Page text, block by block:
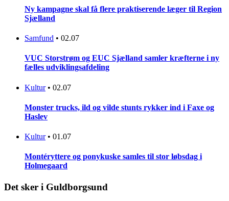
Ny kampagne skal få flere praktiserende læger til Region
Sjælland
Samfund • 02.07
VUC Storstrøm og EUC Sjælland samler kræfterne i ny
fælles udviklingsafdeling
Kultur • 02.07
Monster trucks, ild og vilde stunts rykker ind i Faxe og
Haslev
Kultur • 01.07
Montéryttere og ponykuske samles til stor løbsdag i
Holmegaard
Det sker i Guldborgsund